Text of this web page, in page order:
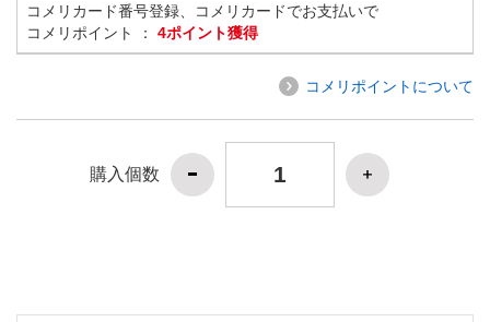
コメリカード番号登録、コメリカードでお支払いで
コメリポイント ： 4ポイント獲得
コメリポイントについて
購入個数